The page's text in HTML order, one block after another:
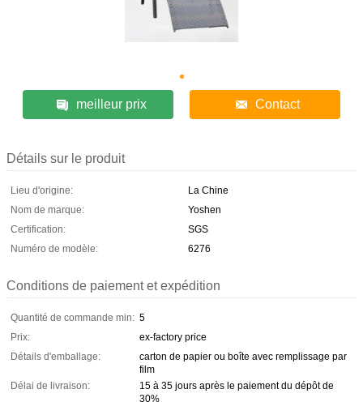
meilleur prix Contact
Détails sur le produit
Lieu d'origine:
La Chine
Nom de marque:
Yoshen
Certification:
SGS
Numéro de modèle:
6276
Conditions de paiement et expédition
Quantité de commande min: 5
Prix:
ex-factory price
Détails d'emballage:
carton de papier ou boîte avec remplissage par
film
Délai de livraison:
15 à 35 jours après le paiement du dépôt de
30%